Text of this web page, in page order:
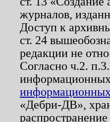
журналов,
Доступ к
ст. 24
редакции не
Согласно ч.2.
«Дебри-ДВ»,